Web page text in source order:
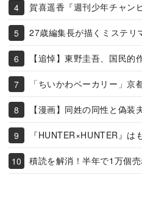
賀喜遥香『週刊少年チャン
27歳編集長が描くミステリ
【追悼】東野圭吾、国民的
「ちいかわベーカリー」京
【漫画】同姓の同性と偽装
『HUNTER×HUNTER』は
積読を解消！半年で1万個